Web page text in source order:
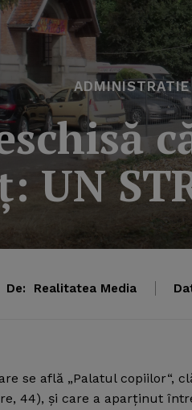
ADMINISTRATIE
UN
De: Realitatea Media
se află „Palatul copiilor“,
44), şi care a aparţinut